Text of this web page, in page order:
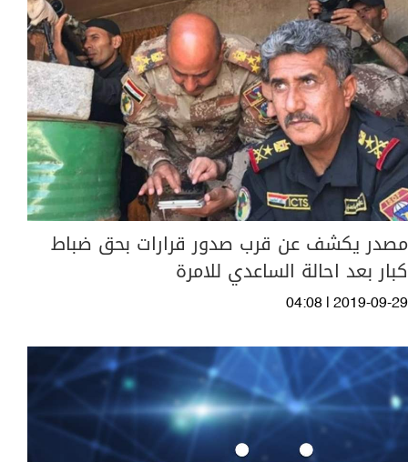
مصدر يكشف عن قرب صدور قرارات بحق ضباط
كبار بعد احالة الساعدي للامرة
04:08 | 2019-09-29